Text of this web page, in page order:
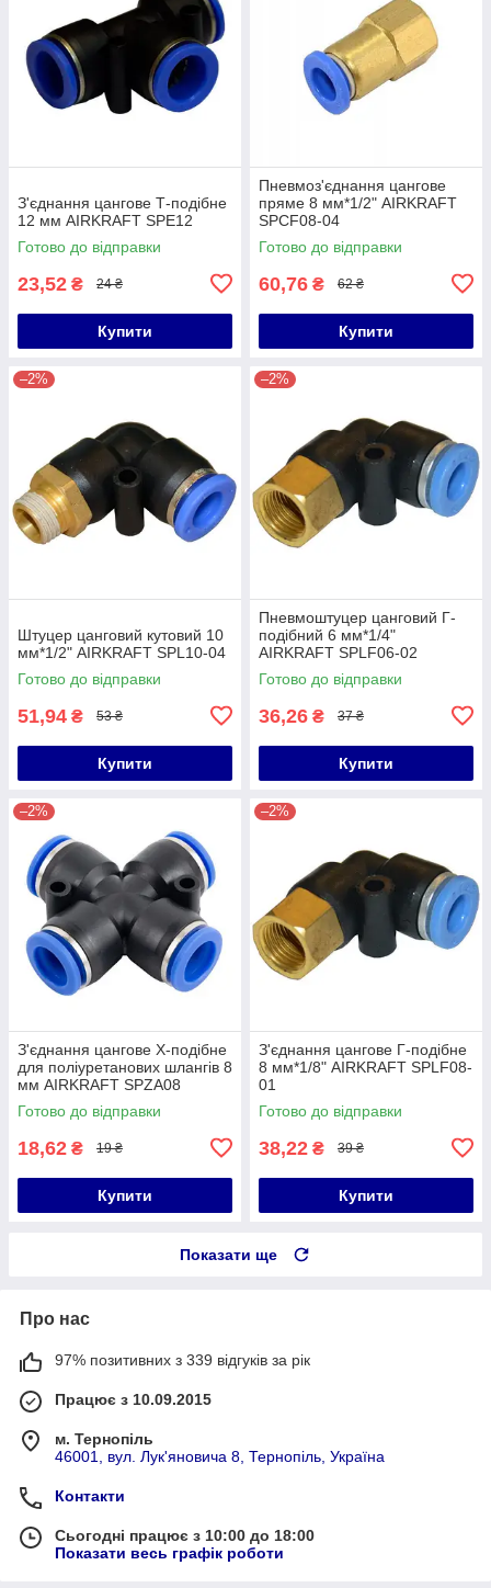
З'єднання цангове Т-подібне
12 мм AIRKRAFT SPE12
Готово до відправки
23,52 ₴ 24 ₴
Купити
Пневмоз'єднання цангове
пряме 8 мм*1/2" AIRKRAFT
SPCF08-04
Готово до відправки
60,76 ₴ 62 ₴
Купити
–2%
Штуцер цанговий кутовий 10
мм*1/2" AIRKRAFT SPL10-04
Готово до відправки
51,94 ₴ 53 ₴
Купити
–2%
Пневмоштуцер цанговий Г-
подібний 6 мм*1/4"
AIRKRAFT SPLF06-02
Готово до відправки
36,26 ₴ 37 ₴
Купити
–2%
З'єднання цангове Х-подібне
для поліуретанових шлангів 8
мм AIRKRAFT SPZA08
Готово до відправки
18,62 ₴ 19 ₴
Купити
–2%
З'єднання цангове Г-подібне
8 мм*1/8" AIRKRAFT SPLF08-
01
Готово до відправки
38,22 ₴ 39 ₴
Купити
Показати ще
Про нас
97% позитивних з 339 відгуків за рік
Працює з 10.09.2015
м. Тернопіль
46001, вул. Лук'яновича 8, Тернопіль, Україна
Контакти
Сьогодні працює з 10:00 до 18:00
Показати весь графік роботи